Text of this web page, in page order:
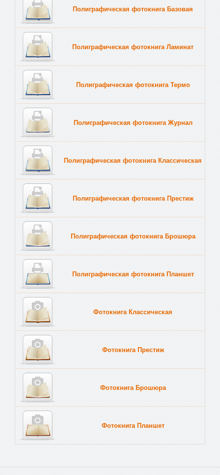
Полиграфическая фотокнига Базовая
Полиграфическая фотокнига Ламинат
Полиграфическая фотокнига Термо
Полиграфическая фотокнига Журнал
Полиграфическая фотокнига Классическая
Полиграфическая фотокнига Престиж
Полиграфическая фотокнига Брошюра
Полиграфическая фотокнига Планшет
Фотокнига Классическая
Фотокнига Престиж
Фотокнига Брошюра
Фотокнига Планшет